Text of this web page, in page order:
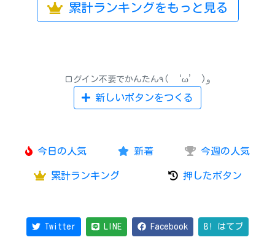
累計ランキングをもっと見る
ログイン不要でかんたん٩( ‘ω’ )و
新しいボタンをつくる
今日の人気 新着 今週の人気
累計ランキング 押したボタン
Twitter LINE Facebook B! はてブ